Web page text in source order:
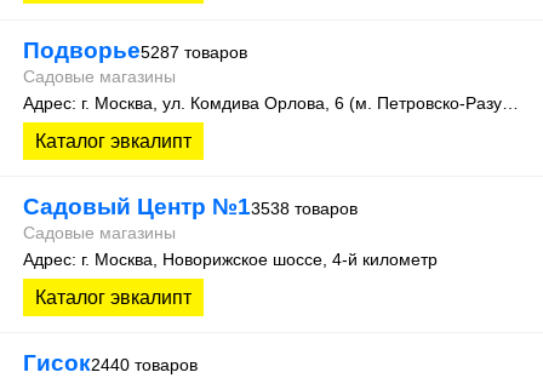
Подворье5287 товаров
Садовые магазины
Каталог эвкалипт
Садовый Центр №13538 товаров
Садовые магазины
Адрес: г. Москва, Новорижское шоссе, 4-й километр
Каталог эвкалипт
Гисок2440 товаров